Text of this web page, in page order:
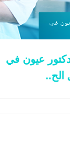
عيون في
الح..